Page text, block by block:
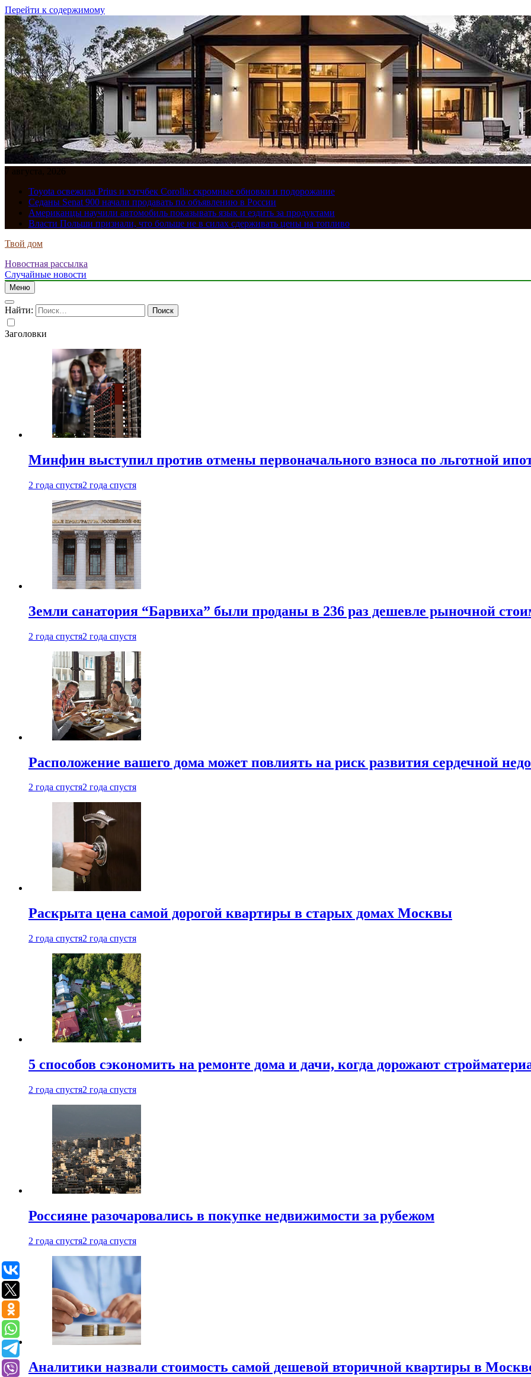
Перейти к содержимому
7 августа, 2026
Toyota освежила Prius и хэтчбек Corolla: скромные обновки и подорожание
Седаны Senat 900 начали продавать по объявлению в России
Американцы научили автомобиль показывать язык и ездить за продуктами
Власти Польши признали, что больше не в силах сдерживать цены на топливо
Твой дом
Новостная рассылка
Случайные новости
Меню
Найти:
Заголовки
Минфин выступил против отмены первоначального взноса по льготной
2 года спустя2 года спустя
Земли санатория “Барвиха” были проданы в 236 раз дешевле рыночной
2 года спустя2 года спустя
Расположение вашего дома может повлиять на риск развития сердечной
2 года спустя2 года спустя
Раскрыта цена самой дорогой квартиры в старых домах Москвы
2 года спустя2 года спустя
5 способов сэкономить на ремонте дома и дачи, когда дорожают
2 года спустя2 года спустя
Россияне разочаровались в покупке недвижимости за рубежом
2 года спустя2 года спустя
Аналитики назвали стоимость самой дешевой вторичной квартиры в